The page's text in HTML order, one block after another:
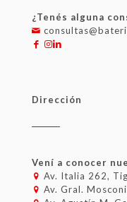
¿Tenés alguna
Dirección
Vení a conocer
Av. Italia 262,
Av. Gral.